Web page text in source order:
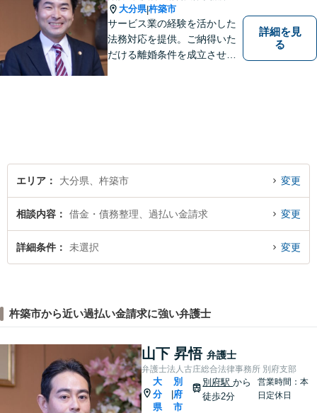
大分県|杵築市
サービス業の経験を活かした
法務対応を提供。ご納得いた
だける離婚条件を成立させる
詳細を見
る
エリア 大分県、杵築市 変更
相談内容 借金・債務整理、過払い金請求 変更
詳細条件 未選択 変更
杵築市から近い過払い金請求に強い弁護士
山下 昇悟 弁護士
弁護士法人古庄総合法律事務所 別府支部
大
分
県
別
府
市
別府駅から
徒歩2分
営業時間：本
日定休日